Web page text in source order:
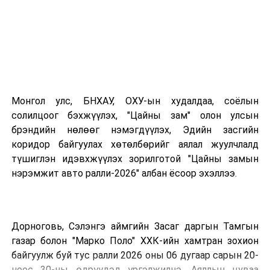
Монгол улс, БНХАУ, ОХУ-ын худалдаа, соёлын
солилцоог бэхжүүлэх, "Цайны зам" олон улсын
брэндийн нөлөөг нэмэгдүүлэх, Эдийн засгийн
коридор байгуулах хөтөлбөрийг аялал жуулчлалд
түшиглэн идэвхжүүлэх зорилготой "Цайны замын
нэрэмжит авто ралли-2026" албан ёсоор эхэллээ.
Дорноговь, Сэлэнгэ аймгийн Засаг даргын Тамгын
газар болон "Марко Поло" ХХК-ийн хамтран зохион
байгуулж буй тус ралли 2026 оны 06 дугаар сарын 20-